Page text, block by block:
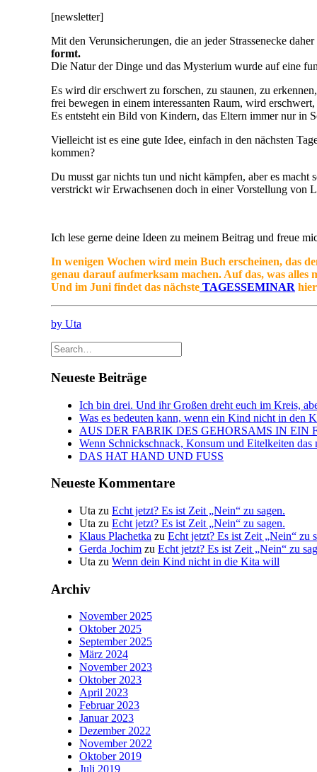
[newsletter]
Mit den Verunsicherungen, die an jeder Strassenecke
formt.
Die Natur der Dinge und das Mysterium wurde auf eine
Es wird dir erschwert zu forschen, zu staunen, zu
frei bewegen in einem interessanten Raum, wird
Es entsteht ein Bild von Kindern, das Eltern immer nur in
Vielleicht ist es eine gute Idee, einfach in den nächsten
kommen?
Du musst gar nichts tun und nicht kämpfen, aber es
verstrickt wir Erwachsenen doch in einer Vorstellung von
Ich lese gerne deine Ideen zu meinem Beitrag und freue
In wenigen Wochen wird mein Buch erscheinen, das
genau darauf aufmerksam machen. Auf das, was alles
Und im Juni findet das nächste TAGESSEMINAR
by Uta
Neueste Beiträge
Ich bin drei. Und ihr Großen dreht euch im Kreis,
Was es bedeuten kann, wenn ein Kind nicht in den
AUS DER FABRIK DES GEHORSAMS IN EIN
Wenn Schnickschnack, Konsum und Eitelkeiten das
DAS HAT HAND UND FUSS
Neueste Kommentare
Uta zu Echt jetzt? Es ist Zeit „Nein“ zu sagen.
Uta zu Echt jetzt? Es ist Zeit „Nein“ zu sagen.
Klaus Plachetka zu Echt jetzt? Es ist Zeit „Nein“ zu
Gerda Jochim zu Echt jetzt? Es ist Zeit „Nein“ zu
Uta zu Wenn dein Kind nicht in die Kita will
Archiv
November 2025
Oktober 2025
September 2025
März 2024
November 2023
Oktober 2023
April 2023
Februar 2023
Januar 2023
Dezember 2022
November 2022
Oktober 2019
Juli 2019